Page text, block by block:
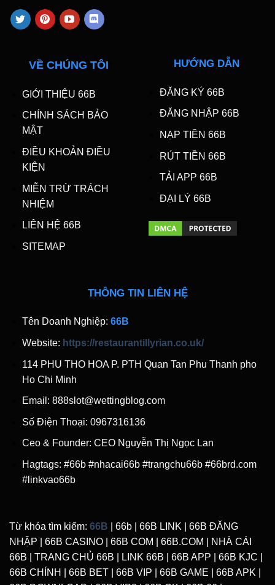
VỀ CHÚNG TÔI
GIỚI THIỆU 66B
CHÍNH SÁCH BẢO
MẬT
ĐIỀU KHOẢN ĐIỀU
KIỆN
MIỄN TRỪ TRÁCH
NHIỆM
LIÊN HỆ 66B
SITEMAP
HƯỚNG DẪN
ĐĂNG KÝ 66B
ĐĂNG NHẬP 66B
NẠP TIỀN 66B
RÚT TIỀN 66B
TẢI APP 66B
ĐẠI LÝ 66B
THÔNG TIN LIÊN HỆ
Tên Doanh Nghiệp: 66B
Website: https://restaurantillyrian.co.uk/
114 PHU THO HOA P. PTH Quan Tan Phu Thanh pho
Ho Chi Minh
Email: 888slot@wettingblog.com
Số Điện Thoại: 0967316136
Ceo & Founder: CEO Nguyễn Thị Ngọc Lan
Hagtags: #66b #nhacai66b #trangchu66b #66brd.com
#linkvao66b
Từ khóa tìm kiếm: 66B
| 66b | 66B LINK | 66B ĐĂNG
NHẬP | 66B CASINO | 66B COM | 66B.COM | NHÀ CÁI
66B | TRANG CHỦ 66B | LINK 66B | 66B APP | 66B KJC |
66B CHÍNH | 66B BET | 66B VIP | 66B GAME | 66B APK |